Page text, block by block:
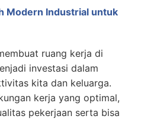
Modern Industrial untuk
ruang kerja di
investasi dalam
kita dan keluarga.
kerja yang optimal,
pekerjaan serta bisa